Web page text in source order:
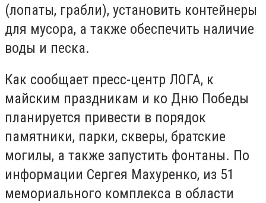
(лопаты, грабли), установить контейнеры
для мусора, а также обеспечить наличие
воды и песка.
Как сообщает пресс-центр ЛОГА, к
майским праздникам и ко Дню Победы
планируется привести в порядок
памятники, парки, скверы, братские
могилы, а также запустить фонтаны. По
информации Сергея Махуренко, из 51
мемориального комплекса в области